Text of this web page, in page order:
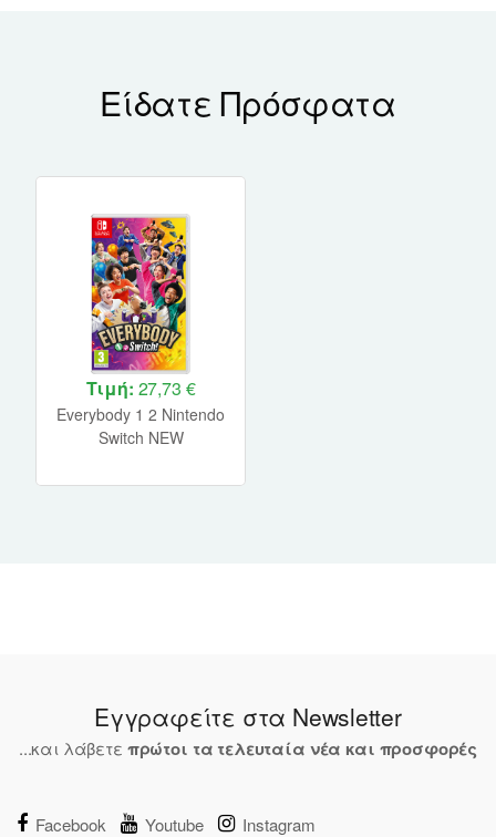
Είδατε Πρόσφατα
Τιμή: 27,73 €
Everybody 1 2 Nintendo
Switch NEW
Εγγραφείτε στα Newsletter
...και λάβετε πρώτοι τα τελευταία νέα και προσφορές
Facebook Youtube Instagram